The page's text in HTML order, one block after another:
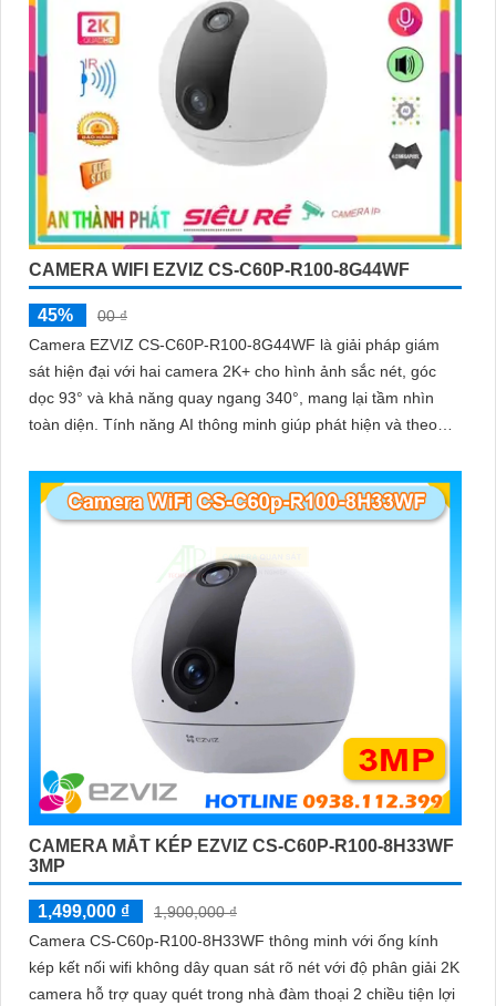
CAMERA WIFI EZVIZ CS-C60P-R100-8G44WF
45%
00 ₫
Camera EZVIZ CS-C60P-R100-8G44WF là giải pháp giám
sát hiện đại với hai camera 2K+ cho hình ảnh sắc nét, góc
dọc 93° và khả năng quay ngang 340°, mang lại tầm nhìn
toàn diện. Tính năng AI thông minh giúp phát hiện và theo
CAMERA MẮT KÉP EZVIZ CS-C60P-R100-8H33WF
3MP
1,499,000 ₫
1,900,000 ₫
Camera CS-C60p-R100-8H33WF thông minh với ống kính
kép kết nối wifi không dây quan sát rõ nét với độ phân giải 2K
camera hỗ trợ quay quét trong nhà đàm thoại 2 chiều tiện lợi